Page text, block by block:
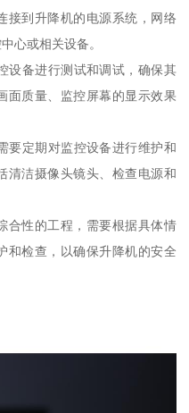
接到升降机的电源系统，网络
心或相关设备。
设备进行测试和调试，确保其
面质量、监控屏幕的显示效果
要定期对监控设备进行维护和
清洁摄像头镜头、检查电源和
合性的工程，需要根据具体情
和检查，以确保升降机的安全